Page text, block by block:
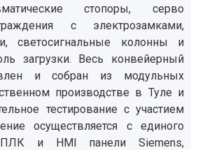
стопоры, серво
с электрозамками,
светосигнальные колонны и
загрузки. Весь конвейерный
и собран из модульных
производстве в Туле и
тестирование с участием
осуществляется с единого
и HMI панели Siemens,